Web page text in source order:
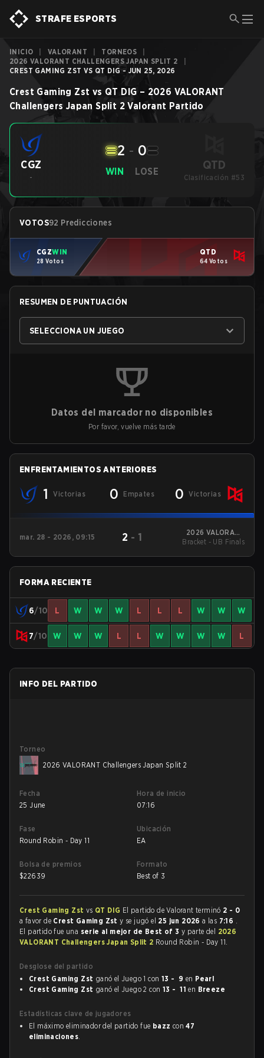
STRAFE ESPORTS
INICIO VALORANT TORNEOS
2026 VALORANT CHALLENGERS JAPAN SPLIT 2
CREST GAMING ZST VS QT DIG - JUN 25, 2026
Crest Gaming Zst vs QT DIG – 2026 VALORANT
Challengers Japan Split 2 Valorant Partido
CGZ
-
WIN
2 - 0
LOSE QTD
Clasificación #53
VOTOS92 Predicciones
CGZWIN
28 Votos
QTD
64 Votos
RESUMEN DE PUNTUACIÓN
SELECCIONA UN JUEGO
Datos del marcador no disponibles
Por favor, vuelve más tarde
ENFRENTAMIENTOS ANTERIORES
1 Victorias 0 Empates 0 Victorias
mar. 28 - 2026, 09:15 2 - 1
2026 VALORANT
Challengers Japan
Bracket - UB Finals
FORMA RECIENTE
6/10 L W W W L L L W W W
7/10 W W W L L W W W W L
INFO DEL PARTIDO
Torneo
2026 VALORANT Challengers Japan Split 2
Fecha
25 June
Hora de inicio
07:16
Fase
Round Robin - Day 11
Ubicación
EA
Bolsa de premios
$22639
Formato
Best of 3
Crest Gaming Zst vs QT DIG El partido de Valorant terminó 2 - 0
a favor de Crest Gaming Zsty se jugó el 25 jun 2026a las 7:16 .
El partido fue una serie al mejor de Best of 3 y parte del 2026
VALORANT Challengers Japan Split 2 Round Robin - Day 11.
Desglose del partido
Crest Gaming Zst ganó el Juego 1 con 13 - 9 en Pearl
Crest Gaming Zst ganó el Juego 2 con 13 - 11 en Breeze
Estadísticas clave de jugadores
El máximo eliminador del partido fue bazz con47
eliminaciones.